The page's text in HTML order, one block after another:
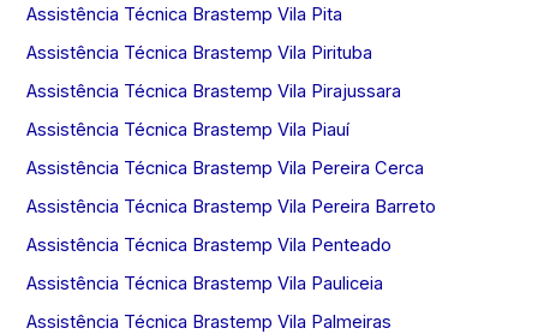
Assistência Técnica Brastemp Vila Pita
Assistência Técnica Brastemp Vila Pirituba
Assistência Técnica Brastemp Vila Pirajussara
Assistência Técnica Brastemp Vila Piauí
Assistência Técnica Brastemp Vila Pereira Cerca
Assistência Técnica Brastemp Vila Pereira Barreto
Assistência Técnica Brastemp Vila Penteado
Assistência Técnica Brastemp Vila Pauliceia
Assistência Técnica Brastemp Vila Palmeiras